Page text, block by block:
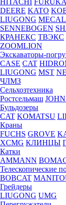
HITACHI
DEERE KATO
LIUGONG
SENNEBOGEN
КРАНЕКС ТВЭКС
ZOOMLION
Экскаваторы-
CASE CAT
LIUGONG MST
ЧЛМЗ
Сельхозтехника
Ростсельмаш
Бульдозеры
CAT KOMATSU
Краны
FUCHS GROVE
XCMG КЛИНЦЫ
Катки
AMMANN
Телескопические
BOBCAT
Грейдеры
LIUGONG UMG